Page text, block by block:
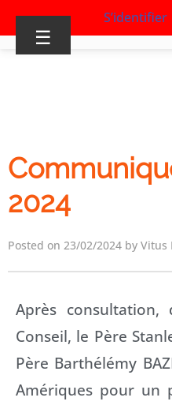
S’identifier
☰
2024
Posted on 23/02/2024 by Vitus
Après
Conseil, le Père
Père Barthélémy
Amériques pour un